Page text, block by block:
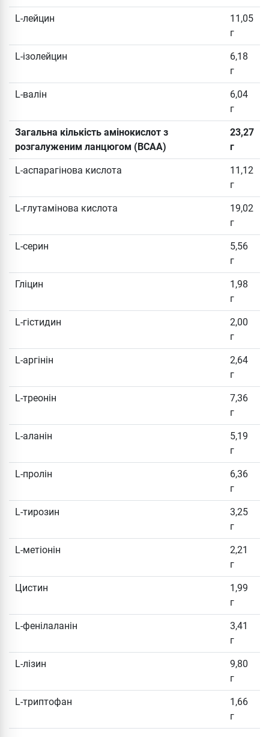
L-лейцин
11,05
г
L-ізолейцин
6,18
г
L-валін
6,04
г
Загальна кількість амінокислот з
розгалуженим ланцюгом (BCAA)
23,27
г
L-аспарагінова кислота
11,12
г
L-глутамінова кислота
19,02
г
L-серин
5,56
г
Гліцин
1,98
г
L-гістидин
2,00
г
L-аргінін
2,64
г
L-треонін
7,36
г
L-аланін
5,19
г
L-пролін
6,36
г
L-тирозин
3,25
г
L-метіонін
2,21
г
Цистин
1,99
г
L-фенілаланін
3,41
г
L-лізин
9,80
г
L-триптофан
1,66
г